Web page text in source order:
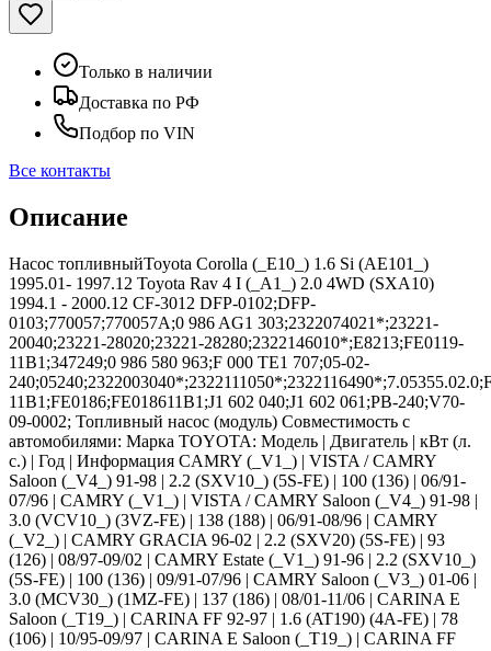
Только в наличии
Доставка по РФ
Подбор по VIN
Все контакты
Описание
Насос топливныйToyota Corolla (_E10_) 1.6 Si (AE101_)
1995.01- 1997.12 Toyota Rav 4 I (_A1_) 2.0 4WD (SXA10)
1994.1 - 2000.12 CF-3012 DFP-0102;DFP-
0103;770057;770057A;0 986 AG1 303;2322074021*;23221-
20040;23221-28020;23221-28280;2322146010*;E8213;FE0119-
11B1;347249;0 986 580 963;F 000 TE1 707;05-02-
11B1;FE0186;FE018611B1;J1 602 040;J1 602 061;PB-240;V70-
09-0002; Топливный насос (модуль) Совместимость с
автомобилями: Марка TOYOTA: Модель | Двигатель | кВт (л.
с.) | Год | Информация CAMRY (_V1_) | VISTA / CAMRY
Saloon (_V4_) 91-98 | 2.2 (SXV10_) (5S-FE) | 100 (136) | 06/91-
07/96 | CAMRY (_V1_) | VISTA / CAMRY Saloon (_V4_) 91-98 |
3.0 (VCV10_) (3VZ-FE) | 138 (188) | 06/91-08/96 | CAMRY
(_V2_) | CAMRY GRACIA 96-02 | 2.2 (SXV20) (5S-FE) | 93
(126) | 08/97-09/02 | CAMRY Estate (_V1_) 91-96 | 2.2 (SXV10_)
(5S-FE) | 100 (136) | 09/91-07/96 | CAMRY Saloon (_V3_) 01-06 |
3.0 (MCV30_) (1MZ-FE) | 137 (186) | 08/01-11/06 | CARINA E
Saloon (_T19_) | CARINA FF 92-97 | 1.6 (AT190) (4A-FE) | 78
(106) | 10/95-09/97 | CARINA E Saloon (_T19_) | CARINA FF